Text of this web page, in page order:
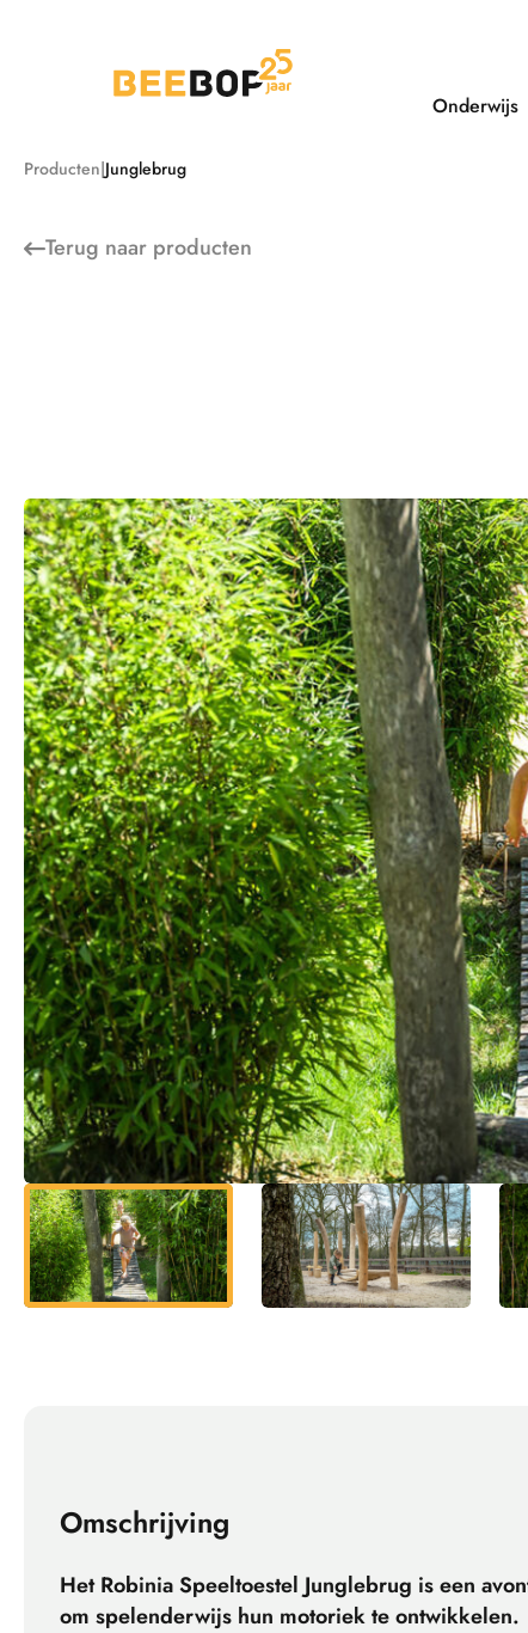
Onderwijs
Producten Junglebrug
Terug naar producten
Omschrijving
Het Robinia Speeltoestel Junglebrug is een
om spelenderwijs hun motoriek te ontwikkelen.